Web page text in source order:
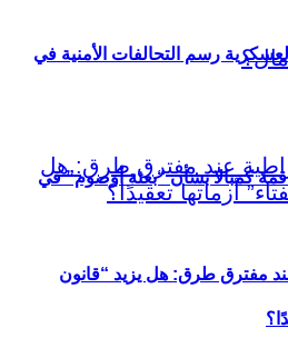
كمبالا بشأن “بعثة أوصوم” في
رسم التحالفات الأمنية في
عند مفترق طرق: هل يزيد “قانون